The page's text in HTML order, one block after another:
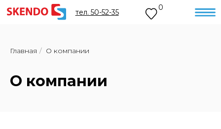
тел. 50-52-35
Главная / О компании
О компании